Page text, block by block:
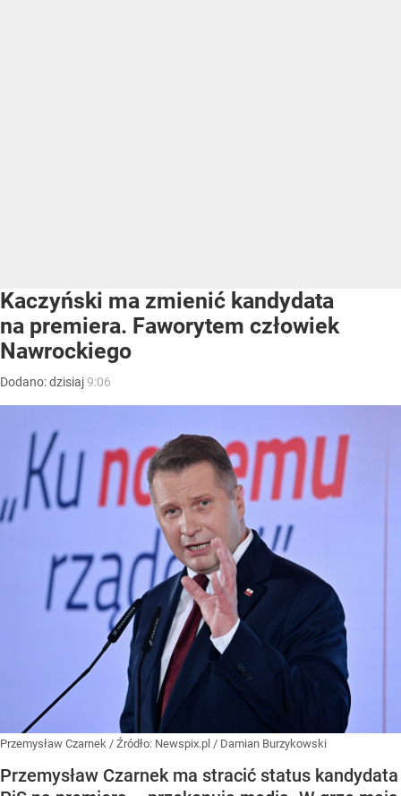
Kaczyński ma zmienić kandydata
na premiera. Faworytem człowiek
Nawrockiego
Dodano:dzisiaj9:06
Przemysław Czarnek / Źródło: Newspix.pl / Damian Burzykowski
Przemysław Czarnek ma stracić status kandydata